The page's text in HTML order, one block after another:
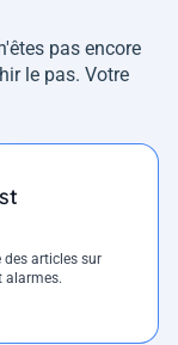
pas encore
le pas. Votre
des articles sur
alarmes.